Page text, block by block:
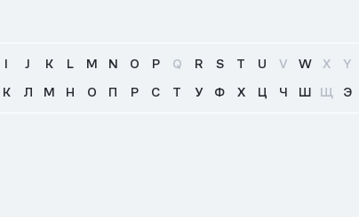
I J K L M N O P Q R S T U V W X Y
К Л М Н О П Р С Т У Ф Х Ц Ч Ш Щ Э